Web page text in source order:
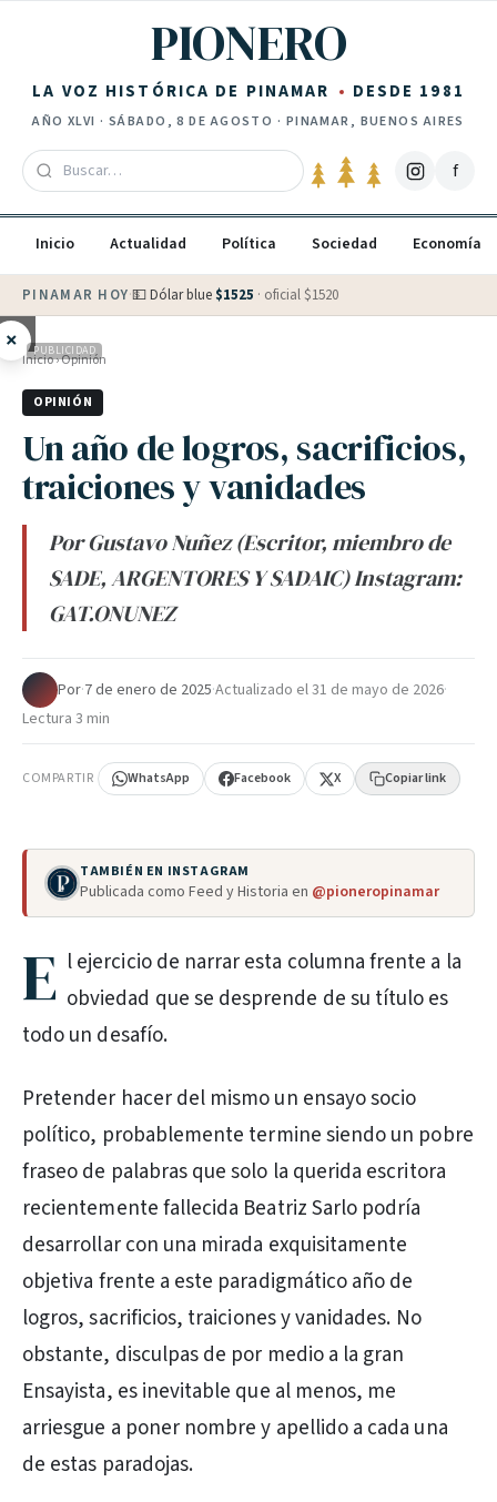
PIONERO
LA VOZ HISTÓRICA DE PINAMAR DESDE 1981
AÑO XLVI · SÁBADO, 8 DE AGOSTO · PINAMAR, BUENOS AIRES
f
Inicio Actualidad Política Sociedad Economía
PINAMAR HOY·💵 Dólar blue $1525 · oficial $1520
× PUBLICIDAD
Inicio›Opinión
OPINIÓN
Un año de logros, sacrificios,
traiciones y vanidades
Por Gustavo Nuñez (Escritor, miembro de
SADE, ARGENTORES Y SADAIC) Instagram:
GAT.ONUNEZ
Por·7 de enero de 2025·Actualizado el31 de mayo de 2026·
Lectura 3 min
COMPARTIR WhatsApp Facebook X Copiar link
TAMBIÉN EN INSTAGRAM
Publicada como Feed y Historia en @pioneropinamar
E l ejercicio de narrar esta columna frente a la
obviedad que se desprende de su título es
todo un desafío.
Pretender hacer del mismo un ensayo socio
político, probablemente termine siendo un pobre
fraseo de palabras que solo la querida escritora
recientemente fallecida Beatriz Sarlo podría
desarrollar con una mirada exquisitamente
objetiva frente a este paradigmático año de
logros, sacrificios, traiciones y vanidades. No
obstante, disculpas de por medio a la gran
Ensayista, es inevitable que al menos, me
arriesgue a poner nombre y apellido a cada una
de estas paradojas.